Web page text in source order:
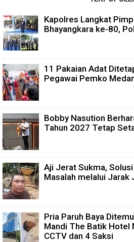
Kapolres Langkat
Bhayangkara ke-80,
11 Pakaian Adat
Pegawai Pemko
Bobby Nasution
Tahun 2027 Tetap
Aji Jerat Sukma,
Masalah melalui Jarak
Pria Paruh Baya
Mandi The Batik Hotel
CCTV dan 4 Saksi